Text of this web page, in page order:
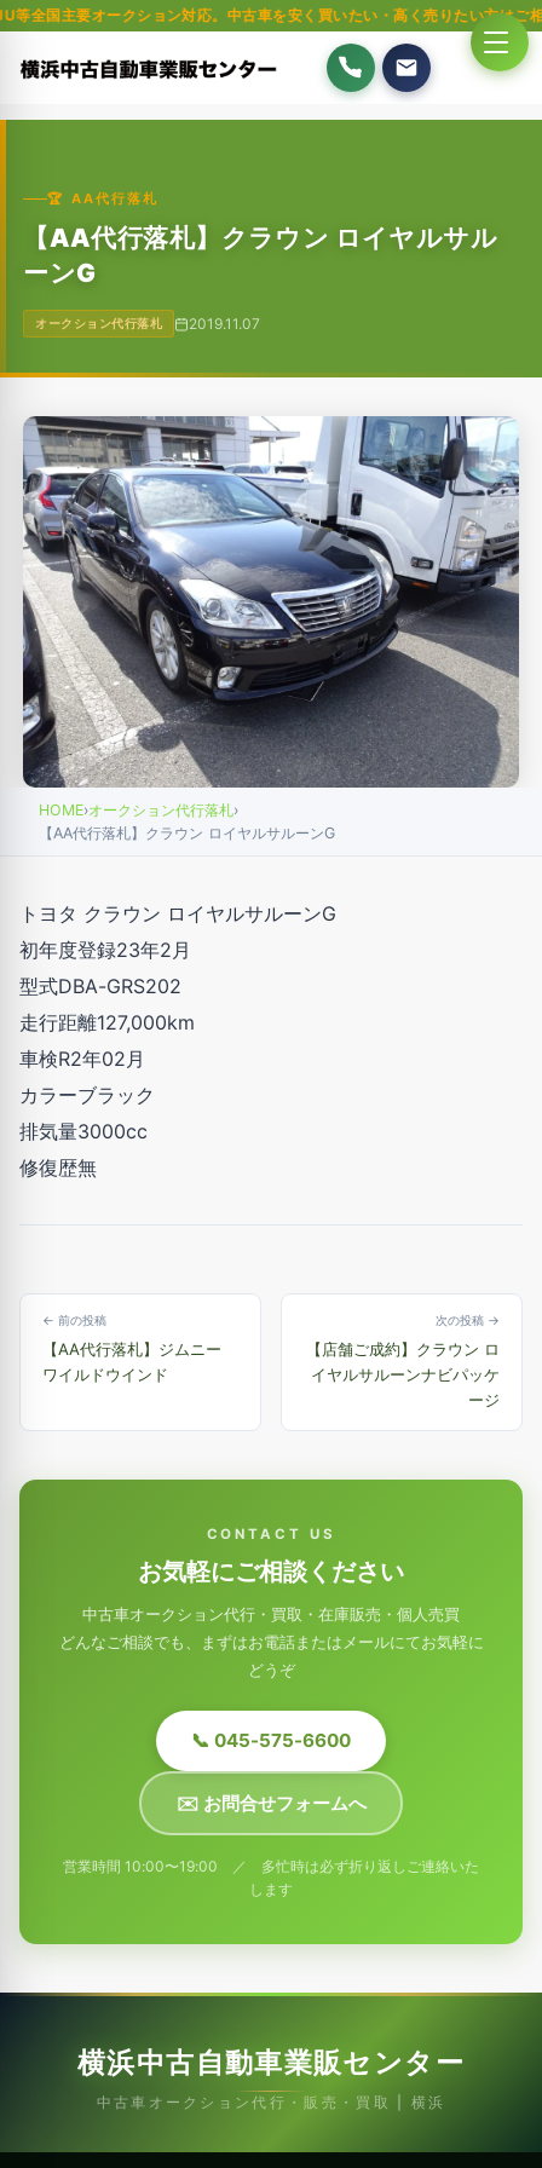
クション対応。中古車を安く買いたい・高く売りたい方はご相談ください
🏆 AA代行落札
【AA代行落札】クラウン ロイヤルサル
ーンG
オークション代行落札 2019.11.07
HOME›オークション代行落札›
【AA代行落札】クラウン ロイヤルサルーンG
トヨタ クラウン ロイヤルサルーンG
初年度登録23年2月
型式DBA-GRS202
走行距離127,000km
車検R2年02月
カラーブラック
排気量3000cc
修復歴無
← 前の投稿
【AA代行落札】ジムニー
ワイルドウインド
次の投稿 →
【店舗ご成約】クラウン ロ
イヤルサルーンナビパッケ
ージ
CONTACT US
お気軽にご相談ください
中古車オークション代行・買取・在庫販売・個人売買
どんなご相談でも、まずはお電話またはメールにてお気軽に
どうぞ
📞 045-575-6600
✉️ お問合せフォームへ
営業時間 10:00〜19:00 ／ 多忙時は必ず折り返しご連絡いた
します
横浜中古自動車業販センター
中古車オークション代行・販売・買取 | 横浜